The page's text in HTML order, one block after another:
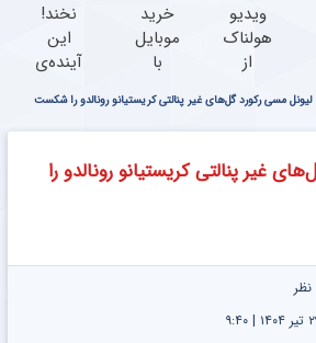
ویدیو
هولناک
از
جوان
کارتن
خوابی
میلیاردر
خرید
موبایل
با
پی |
در ۴
قسط
بدون
نخند!
این
آینده‌ی
بدون
چربیسوز
لاغریه
(تا دیر
لیونل مسی رکورد گل‌های غیر پنالتی کریستیانو رونالدو را شکست
غیر پنالتی کریستیانو رونالدو را